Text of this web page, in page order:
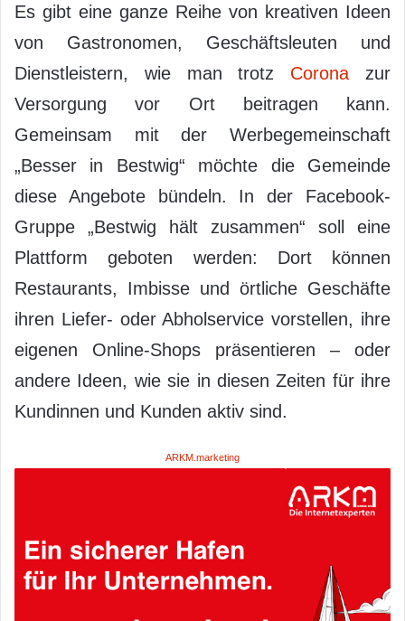
Es gibt eine ganze Reihe von kreativen Ideen
von Gastronomen, Geschäftsleuten und
Dienstleistern, wie man trotz Corona zur
Versorgung vor Ort beitragen kann.
Gemeinsam mit der Werbegemeinschaft
„Besser in Bestwig“ möchte die Gemeinde
diese Angebote bündeln. In der Facebook-
Gruppe „Bestwig hält zusammen“ soll eine
Plattform geboten werden: Dort können
Restaurants, Imbisse und örtliche Geschäfte
ihren Liefer- oder Abholservice vorstellen, ihre
eigenen Online-Shops präsentieren – oder
andere Ideen, wie sie in diesen Zeiten für ihre
Kundinnen und Kunden aktiv sind.
ARKM.marketing